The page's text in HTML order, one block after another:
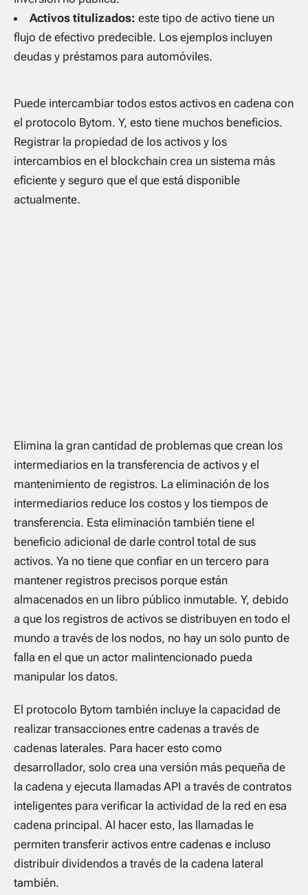
Activos titulizados: este tipo de activo tiene un
flujo de efectivo predecible. Los ejemplos incluyen
deudas y préstamos para automóviles.
Puede intercambiar todos estos activos en cadena con
el protocolo Bytom. Y, esto tiene muchos beneficios.
Registrar la propiedad de los activos y los
intercambios en el blockchain crea un sistema más
eficiente y seguro que el que está disponible
actualmente.
Elimina la gran cantidad de problemas que crean los
intermediarios en la transferencia de activos y el
mantenimiento de registros. La eliminación de los
intermediarios reduce los costos y los tiempos de
transferencia. Esta eliminación también tiene el
beneficio adicional de darle control total de sus
activos. Ya no tiene que confiar en un tercero para
mantener registros precisos porque están
almacenados en un libro público inmutable. Y, debido
a que los registros de activos se distribuyen en todo el
mundo a través de los nodos, no hay un solo punto de
falla en el que un actor malintencionado pueda
manipular los datos.
El protocolo Bytom también incluye la capacidad de
realizar transacciones entre cadenas a través de
cadenas laterales. Para hacer esto como
desarrollador, solo crea una versión más pequeña de
la cadena y ejecuta llamadas API a través de contratos
inteligentes para verificar la actividad de la red en esa
cadena principal. Al hacer esto, las llamadas le
permiten transferir activos entre cadenas e incluso
distribuir dividendos a través de la cadena lateral
también.